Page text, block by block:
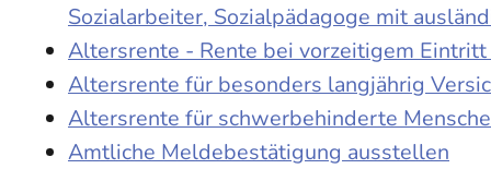
Sozialarbeiter, Sozialpädagoge mit
Altersrente - Rente bei vorzeitigem
Altersrente für besonders langjährig
Altersrente für schwerbehinderte
Amtliche Meldebestätigung ausstellen